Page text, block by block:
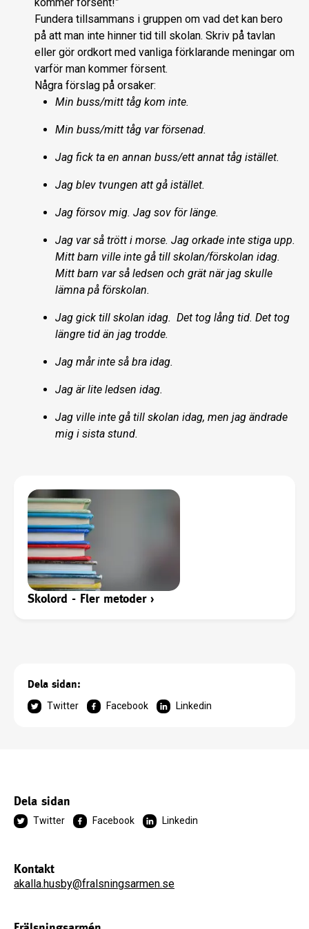
kommer försent!”
Fundera tillsammans i gruppen om vad det kan bero
på att man inte hinner tid till skolan. Skriv på tavlan
eller gör ordkort med vanliga förklarande meningar om
varför man kommer försent.
Några förslag på orsaker:
Min buss/mitt tåg kom inte.
Min buss/mitt tåg var försenad.
Jag fick ta en annan buss/ett annat tåg istället.
Jag blev tvungen att gå istället.
Jag försov mig. Jag sov för länge.
Jag var så trött i morse. Jag orkade inte stiga upp.
Mitt barn ville inte gå till skolan/förskolan idag.
Mitt barn var så ledsen och grät när jag skulle
lämna på förskolan.
Jag gick till skolan idag. Det tog lång tid. Det tog
längre tid än jag trodde.
Jag mår inte så bra idag.
Jag är lite ledsen idag.
Jag ville inte gå till skolan idag, men jag ändrade
mig i sista stund.
Skolord - Fler metoder›
Dela sidan:
Twitter Facebook Linkedin
Dela sidan
Twitter Facebook Linkedin
Kontakt
akalla.husby@fralsningsarmen.se